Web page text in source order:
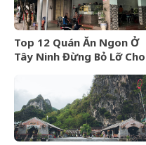
Top 12 Quán Ăn Ngon Ở
Tây Ninh Đừng Bỏ Lỡ Cho